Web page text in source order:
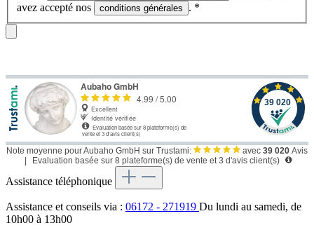
avez accepté nos
conditions générales . *
Note moyenne pour Aubaho GmbH sur Trustami: avec 39 020 Avis
Evaluation basée sur 8 plateforme(s) de vente et 3 d'avis client(s)
Assistance téléphonique
Assistance et conseils via : 06172 - 271919 Du lundi au samedi, de
10h00 à 13h00